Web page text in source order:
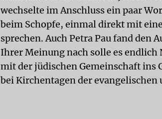
wechselte im Anschluss ein paar
beim Schopfe, einmal direkt mit
sprechen. Auch Petra Pau fand den
Ihrer Meinung nach solle es
mit der jüdischen Gemeinschaft ins
bei Kirchentagen der